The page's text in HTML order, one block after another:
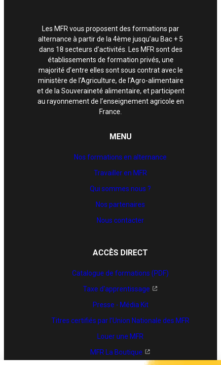
Les MFR vous proposent des formations par
alternance à partir de la 4ème jusqu’au Bac + 5
dans 18 secteurs d’activités. Les MFR sont des
établissements de formation privés, une
majorité d’entre elles sont sous contrat avec le
ministère de l'Agriculture, de l'Agro-alimentaire
et de la Souveraineté alimentaire, et participent
au rayonnement de l’enseignement agricole en
France.
MENU
Nos formations en alternance
Travailler en MFR
Qui sommes nous ?
Nos partenaires
Nous contacter
ACCÈS DIRECT
Catalogue de formations (PDF)
Taxe d'apprentissage
Presse - Média Kit
Titres certifiés par l’Union Nationale des MFR
Louer une MFR
MFR La Boutique